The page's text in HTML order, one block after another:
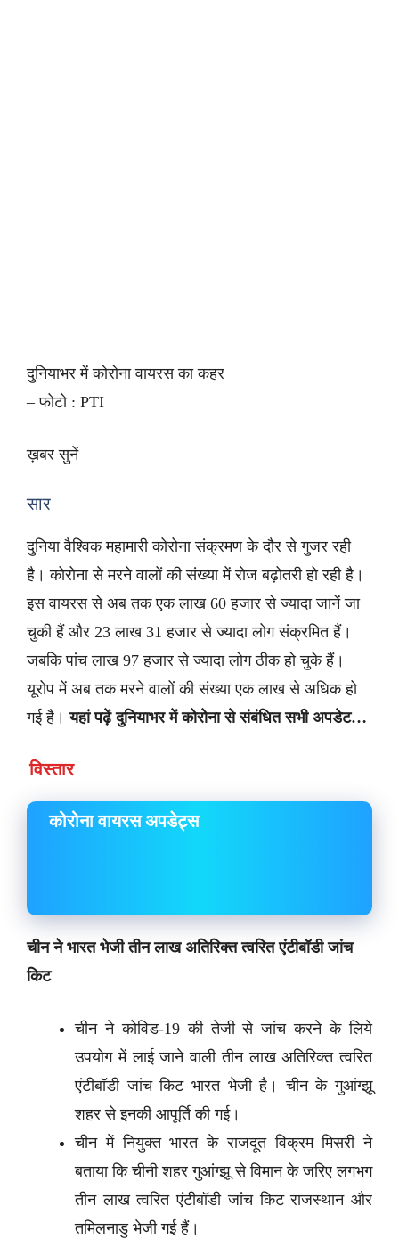
दुनियाभर में कोरोना वायरस का कहर
– फोटो : PTI
ख़बर सुनें
सार
दुनिया वैश्विक महामारी कोरोना संक्रमण के दौर से गुजर रही
है। कोरोना से मरने वालों की संख्या में रोज बढ़ोतरी हो रही है।
इस वायरस से अब तक एक लाख 60 हजार से ज्यादा जानें जा
चुकी हैं और 23 लाख 31 हजार से ज्यादा लोग संक्रमित हैं।
जबकि पांच लाख 97 हजार से ज्यादा लोग ठीक हो चुके हैं।
यूरोप में अब तक मरने वालों की संख्या एक लाख से अधिक हो
गई है।यहां पढ़ें दुनियाभर में कोरोना से संबंधित सभी अपडेट…
विस्तार
कोरोना वायरस अपडेट्स
चीन ने भारत भेजी तीन लाख अतिरिक्त त्वरित एंटीबॉडी जांच
किट
चीन ने कोविड-19 की तेजी से जांच करने के लिये
उपयोग में लाई जाने वाली तीन लाख अतिरिक्त त्वरित
एंटीबॉडी जांच किट भारत भेजी है। चीन के गुआंग्झू
शहर से इनकी आपूर्ति की गई।
चीन में नियुक्त भारत के राजदूत विक्रम मिसरी ने
बताया कि चीनी शहर गुआंग्झू से विमान के जरिए लगभग
तीन लाख त्वरित एंटीबॉडी जांच किट राजस्थान और
तमिलनाडु भेजी गई हैं।